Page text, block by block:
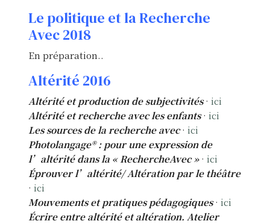
Le politique et la Recherche
Avec 2018
En préparation..
Altérité 2016
Altérité et production de subjectivités· ici
Altérité et recherche avec les enfants· ici
Les sources de la recherche avec· ici
Photolangage® : pour une expression de
l’altérité dans la « RechercheAvec »· ici
Éprouver l’altérité/ Altération par le théâtre
· ici
Mouvements et pratiques pédagogiques· ici
Écrire entre altérité et altération. Atelier